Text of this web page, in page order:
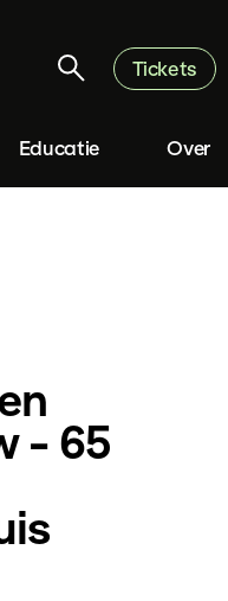
Tickets
Educatie Over
- 65